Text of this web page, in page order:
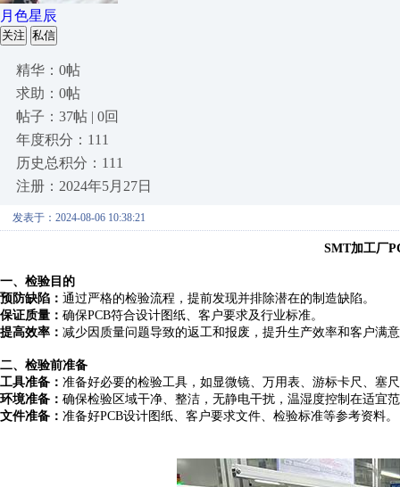
月色星辰
关注 私信
精华：0帖
求助：0帖
帖子：37帖 | 0回
年度积分：111
历史总积分：111
注册：2024年5月27日
发表于：2024-08-06 10:38:21
SMT加工厂
一、 检验目的
预防缺陷： 通过严格的检验流程，提前发现并排除潜在的制造缺陷。
保证质量： 确保PCB符合设计图纸、客户要求及行业标准。
提高效率： 减少因质量问题导致的返工和报废，提升生产效率和客户满
二、检验前准备
工具准备： 准备好必要的检验工具，如显微镜、万用表、游标卡尺、塞
环境准备： 确保检验区域干净、整洁，无静电干扰，温湿度控制在适宜
文件准备： 准备好PCB设计图纸、客户要求文件、检验标准等参考资料。